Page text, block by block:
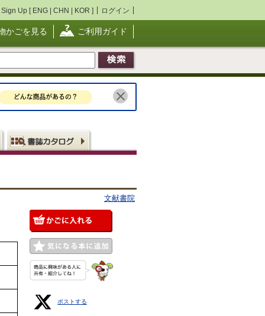
Sign Up [ ENG | CHN | KOR ] ログイン
かごを見る ご利用ガイド
文献書院
ポストする